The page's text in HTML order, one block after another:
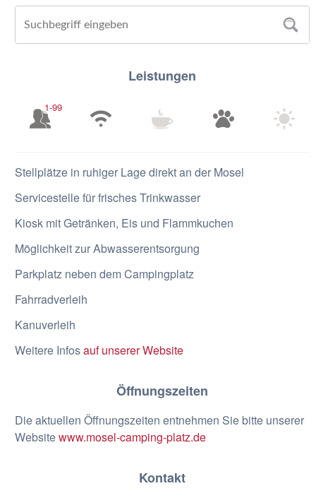
Leistungen
1-99
Stellplätze in ruhiger Lage direkt an der Mosel
Servicestelle für frisches Trinkwasser
Kiosk mit Getränken, Eis und Flammkuchen
Möglichkeit zur Abwasserentsorgung
Parkplatz neben dem Campingplatz
Fahrradverleih
Kanuverleih
Weitere Infosauf unserer Website
Öffnungszeiten
Die aktuellen Öffnungszeiten entnehmen Sie bitte unserer
Websitewww.mosel-camping-platz.de
Kontakt